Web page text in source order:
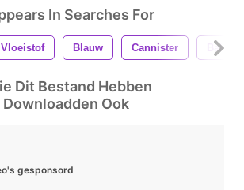
In Searches For
Vloeistof Blauw Cannister Bak
Dit Bestand Hebben
Ook
gesponsord